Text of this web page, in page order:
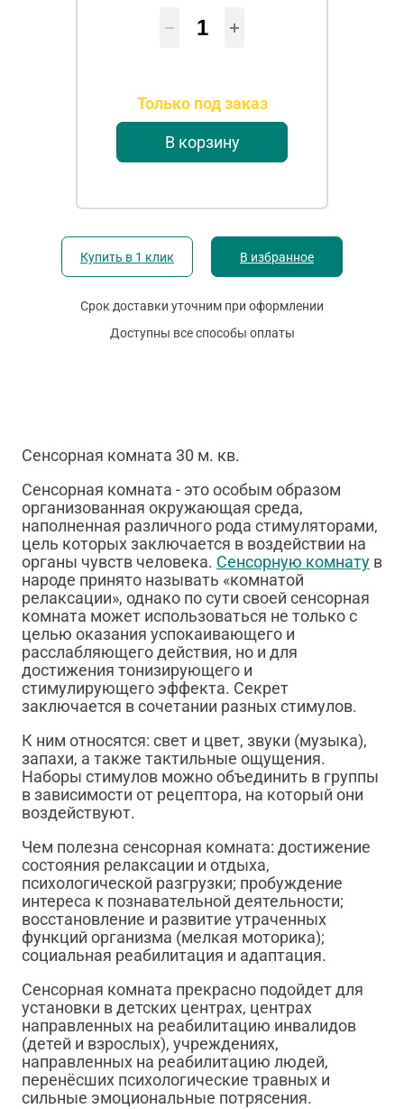
Только под заказ
В корзину
Купить в 1 клик В избранное
Срок доставки уточним при оформлении
Доступны все способы оплаты
Сенсорная комната 30 м. кв.
Сенсорная комната - это особым образом
организованная окружающая среда,
наполненная различного рода стимуляторами,
цель которых заключается в воздействии на
органы чувств человека. Сенсорную комнату в
народе принято называть «комнатой
релаксации», однако по сути своей сенсорная
комната может использоваться не только с
целью оказания успокаивающего и
расслабляющего действия, но и для
достижения тонизирующего и
стимулирующего эффекта. Секрет
заключается в сочетании разных стимулов.
К ним относятся: свет и цвет, звуки (музыка),
запахи, а также тактильные ощущения.
Наборы стимулов можно объединить в группы
в зависимости от рецептора, на который они
воздействуют.
Чем полезна сенсорная комната: достижение
состояния релаксации и отдыха,
психологической разгрузки; пробуждение
интереса к познавательной деятельности;
восстановление и развитие утраченных
функций организма (мелкая моторика);
социальная реабилитация и адаптация.
Сенсорная комната прекрасно подойдет для
установки в детских центрах, центрах
направленных на реабилитацию инвалидов
(детей и взрослых), учреждениях,
направленных на реабилитацию людей,
перенёсших психологические травных и
сильные эмоциональные потрясения.